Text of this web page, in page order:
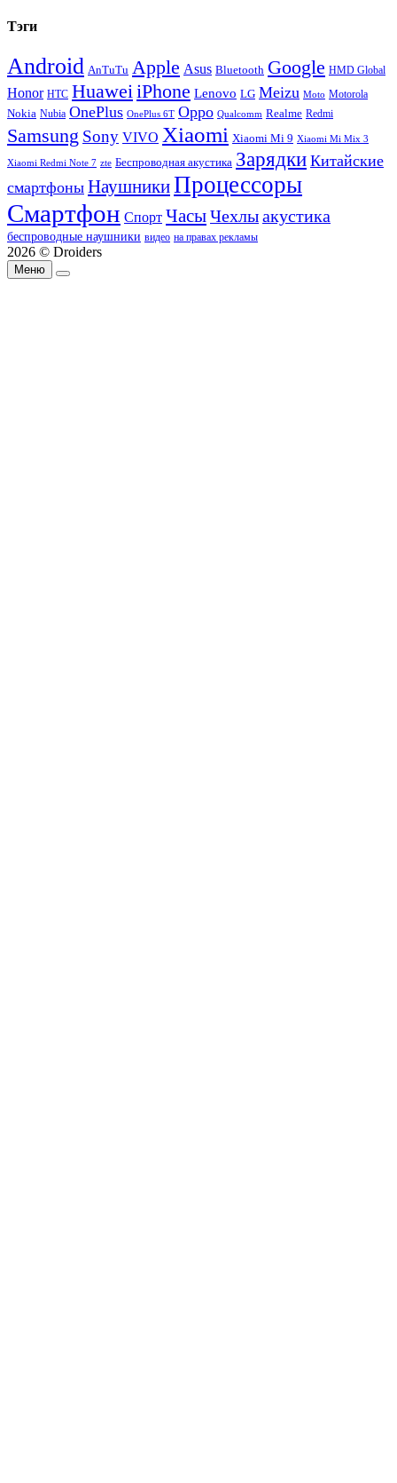
Тэги
Android AnTuTu Apple Asus Bluetooth Google HMD Global
Honor HTC HuaweiiPhone Lenovo LG Meizu Moto Motorola
Nokia Nubia OnePlus OnePlus 6T Oppo Qualcomm Realme Redmi
Samsung Sony VIVO Xiaomi Xiaomi Mi 9 Xiaomi Mi Mix 3
Xiaomi Redmi Note 7 zte Беспроводная акустика Зарядки Китайские
смартфоны НаушникиПроцессоры
Смартфон Спорт ЧасыЧехлыакустика
беспроводные наушники видео на правах рекламы
2026 © Droiders
Меню